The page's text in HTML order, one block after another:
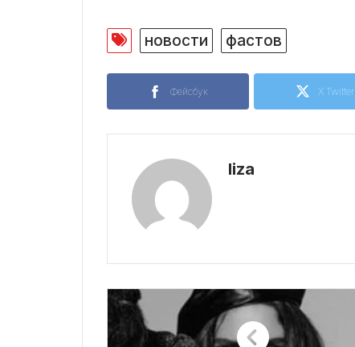
новости фастов
Фейсбук X Twitter
liza